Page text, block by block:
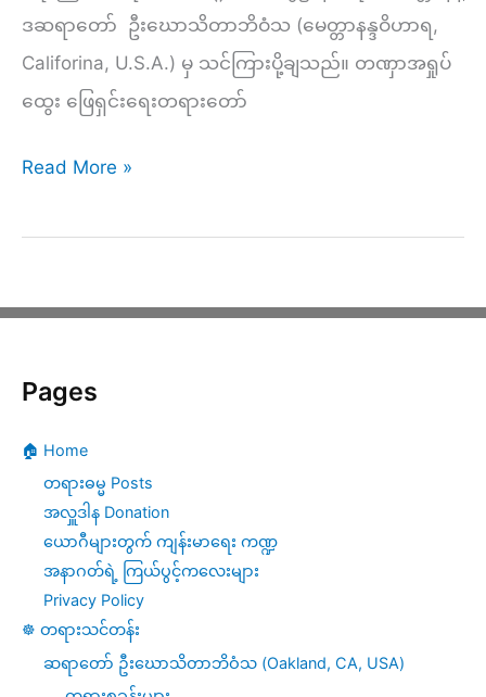
န
စ္
ယော
ဒဆရာတော် ဦးဃောသိတာဘိဝံသ (မေတ္တာနန္ဒဝိဟာရ,
Califorina, U.S.A.) မှ သင်ကြားပို့ချသည်။ တဏှာအရှုပ်
ထွေး ဖြေရှင်းရေးတရားတော်
နံနက်
–
အရှုပ်
ဖြေ
တရား
တော်
Read More »
Pages
🏠 Home
တရားဓမ္မ Posts
အလှူဒါန Donation
ယောဂီများတွက် ကျန်းမာရေး ကဏ္ဍ
အနာဂတ်ရဲ့ ကြယ်ပွင့်ကလေးများ
Privacy Policy
☸️ တရားသင်တန်း
ဆရာတော် ဦးဃောသိတာဘိဝံသ (Oakland, CA, USA)